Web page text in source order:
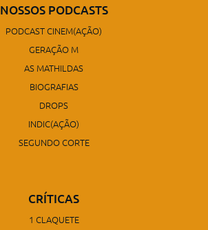
NOSSOS PODCASTS
PODCAST CINEM(AÇÃO)
GERAÇÃO M
AS MATHILDAS
BIOGRAFIAS
DROPS
INDIC(AÇÃO)
SEGUNDO CORTE
CRÍTICAS
1 CLAQUETE